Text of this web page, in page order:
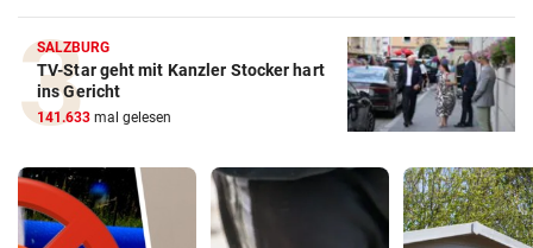
SALZBURG
TV-Star geht mit Kanzler Stocker hart
ins Gericht
141.633 mal gelesen